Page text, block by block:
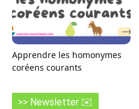
Apprendre les homonymes
coréens courants
>> Newsletter ✉️